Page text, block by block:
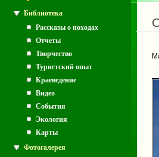
Библиотека
Рассказы о походах
Отчеты
Творчество
Туристский опыт
Краеведение
Видео
События
Экология
Карты
Фотогалерея